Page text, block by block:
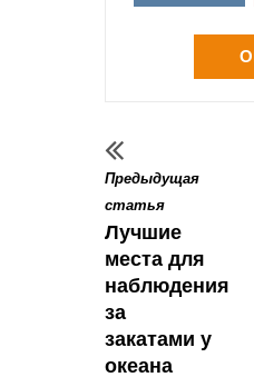
Предыдущая
статья
Лучшие
места для
наблюдения
за
закатами у
океана